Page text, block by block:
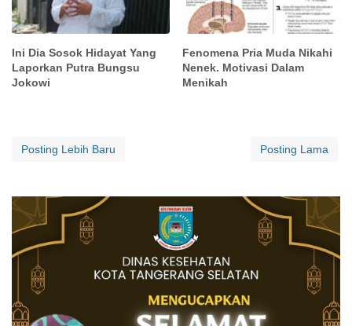
Ini Dia Sosok Hidayat Yang
Laporkan Putra Bungsu
Jokowi
Fenomena Pria Muda Nikahi
Nenek. Motivasi Dalam
Menikah
Posting Lebih Baru Posting Lama